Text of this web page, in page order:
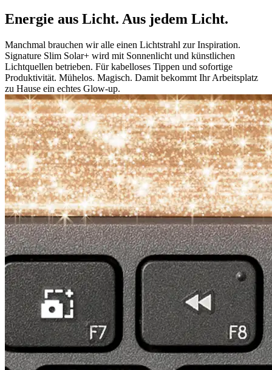
Energie aus Licht. Aus jedem Licht.
Manchmal brauchen wir alle einen Lichtstrahl zur Inspiration.
Signature Slim Solar+ wird mit Sonnenlicht und künstlichen
Lichtquellen betrieben. Für kabelloses Tippen und sofortige
Produktivität. Mühelos. Magisch. Damit bekommt Ihr Arbeitsplatz
zu Hause ein echtes Glow-up.